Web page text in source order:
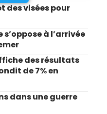
des visées pour
à l’arrivée
des résultats
de 7% en
dans une guerre